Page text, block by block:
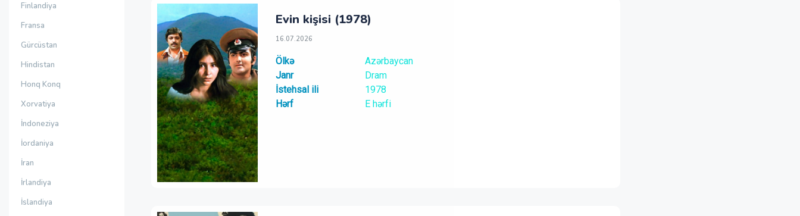
Finlandiya
Fransa
Gürcüstan
Hindistan
Honq Konq
Xorvatiya
İndoneziya
İordaniya
İran
İrlandiya
İslandiya
Evin kişisi (1978)
16.07.2026
Ölkə
Azərbaycan
Janr
Dram
İstehsal ili
1978
Hərf
E hərfi